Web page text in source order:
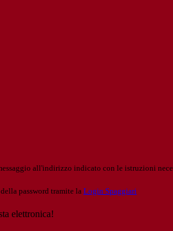
all'indirizzo indicato con le istruzioni
password tramite la Login Spaggiari
elettronica!